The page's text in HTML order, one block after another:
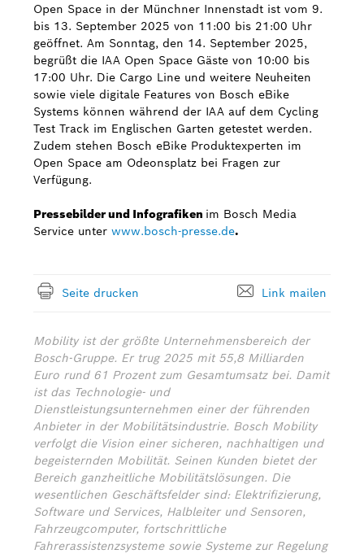
Open Space in der Münchner Innenstadt ist vom 9.
bis 13. September 2025 von 11:00 bis 21:00 Uhr
geöffnet. Am Sonntag, den 14. September 2025,
begrüßt die IAA Open Space Gäste von 10:00 bis
17:00 Uhr. Die Cargo Line und weitere Neuheiten
sowie viele digitale Features von Bosch eBike
Systems können während der IAA auf dem Cycling
Test Track im Englischen Garten getestet werden.
Zudem stehen Bosch eBike Produktexperten im
Open Space am Odeonsplatz bei Fragen zur
Verfügung.
Pressebilder und Infografiken im Bosch Media
Service unter www.bosch-presse.de.
Seite drucken Link mailen
Mobility ist der größte Unternehmensbereich der
Bosch-Gruppe. Er trug 2025 mit 55,8 Milliarden
Euro rund 61 Prozent zum Gesamtumsatz bei. Damit
ist das Technologie- und
Dienstleistungsunternehmen einer der führenden
Anbieter in der Mobilitätsindustrie. Bosch Mobility
verfolgt die Vision einer sicheren, nachhaltigen und
begeisternden Mobilität. Seinen Kunden bietet der
Bereich ganzheitliche Mobilitätslösungen. Die
wesentlichen Geschäftsfelder sind: Elektrifizierung,
Software und Services, Halbleiter und Sensoren,
Fahrzeugcomputer, fortschrittliche
Fahrerassistenzsysteme sowie Systeme zur Regelung